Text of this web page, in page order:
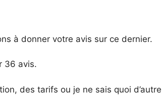
à donner votre avis sur ce dernier.
36 avis.
des tarifs ou je ne sais quoi